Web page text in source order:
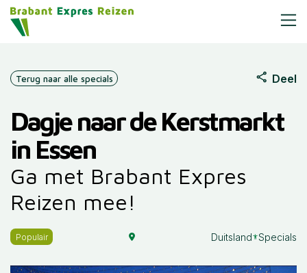
Terug naar alle specials Deel
Dagje naar de Kerstmarkt
in Essen
Ga met Brabant Expres
Reizen mee!
Populair Duitsland Specials